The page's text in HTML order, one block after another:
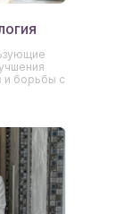
и борьбы с
вы